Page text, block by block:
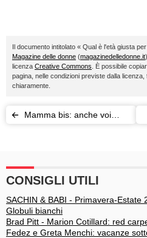
Il documento intitolato « Qual è l'età giusta
Magazine delle donne (magazinedelledonne.it
licenza Creative Commons . È possibile
pagina, nelle condizioni previste dalla
chiaramente.
Mamma bis: anche voi
CONSIGLI UTILI
SACHIN & BABI - Primavera-Estate
Globuli bianchi
Brad Pitt - Marion Cotillard: red
Fedez e Greta Menchi: vacanze